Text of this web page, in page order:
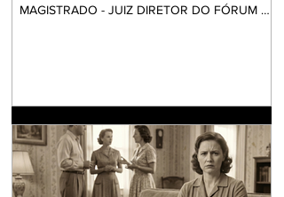
MAGISTRADO - JUIZ DIRETOR DO FÓRUM DE
“É um dinheiro que é tirado do povo para
eleger alguns que vão tirar dinheiro do povo”.
Até parece um pleonasmo. O que acontece
atrás dos bastidores nem o diretor quer saber.
O roteiro é sempre o mesmo. Mexem-se as